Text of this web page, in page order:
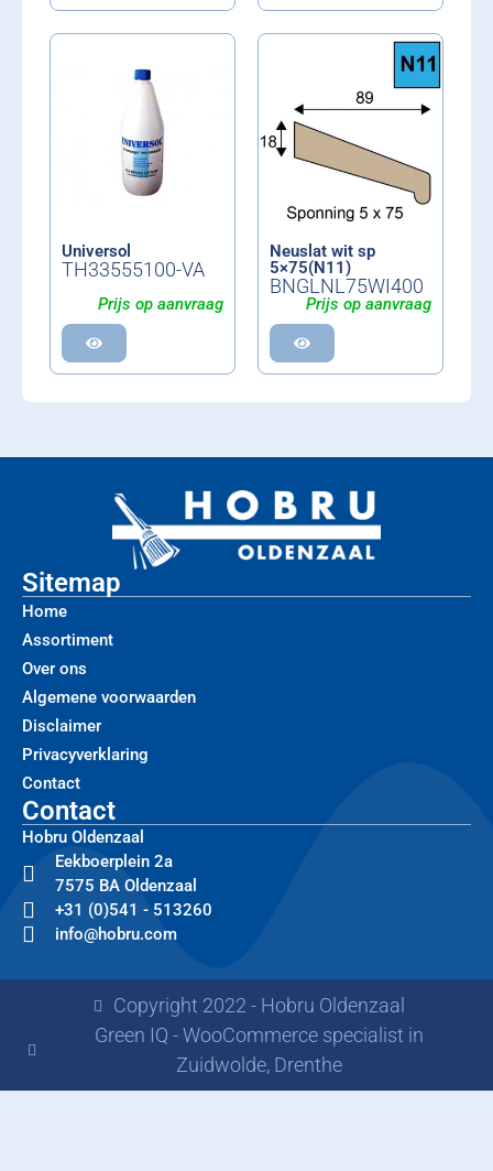
Universol
TH33555100-VA
Prijs op aanvraag
Neuslat wit sp
5×75(N11)
BNGLNL75WI400
Prijs op aanvraag
Sitemap
Home
Assortiment
Over ons
Algemene voorwaarden
Disclaimer
Privacyverklaring
Contact
Contact
Hobru Oldenzaal
Eekboerplein 2a
7575 BA Oldenzaal
+31 (0)541 - 513260
info@hobru.com
Copyright 2022 - Hobru Oldenzaal
Green IQ - WooCommerce specialist in
Zuidwolde, Drenthe